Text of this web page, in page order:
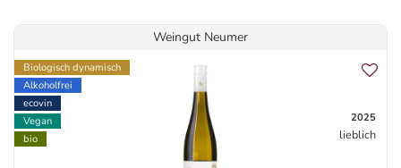
Weingut Neumer
Biologisch dynamisch
Alkoholfrei
ecovin
Vegan
bio
2025
lieblich